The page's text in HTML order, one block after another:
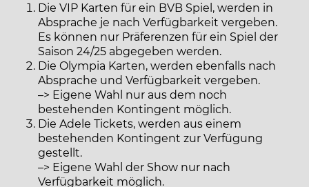
Die VIP Karten für ein BVB Spiel, werden in
Absprache je nach Verfügbarkeit vergeben.
Es können nur Präferenzen für ein Spiel der
Saison 24/25 abgegeben werden.
Die Olympia Karten, werden ebenfalls nach
Absprache und Verfügbarkeit vergeben.
–> Eigene Wahl nur aus dem noch
bestehenden Kontingent möglich.
Die Adele Tickets, werden aus einem
bestehenden Kontingent zur Verfügung
gestellt.
–> Eigene Wahl der Show nur nach
Verfügbarkeit möglich.